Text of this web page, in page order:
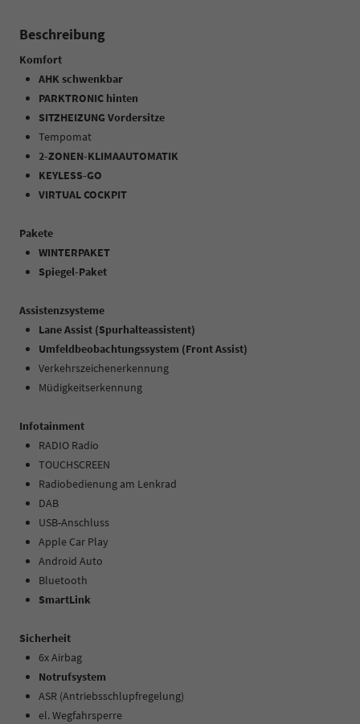
Beschreibung
Komfort
AHK schwenkbar
PARKTRONIC hinten
SITZHEIZUNG Vordersitze
Tempomat
2-ZONEN-KLIMAAUTOMATIK
KEYLESS-GO
VIRTUAL COCKPIT
Pakete
WINTERPAKET
Spiegel-Paket
Assistenzsysteme
Lane Assist (Spurhalteassistent)
Umfeldbeobachtungssystem (Front Assist)
Verkehrszeichenerkennung
Müdigkeitserkennung
Infotainment
RADIO Radio
TOUCHSCREEN
Radiobedienung am Lenkrad
DAB
USB-Anschluss
Apple Car Play
Android Auto
Bluetooth
SmartLink
Sicherheit
6x Airbag
Notrufsystem
ASR (Antriebsschlupfregelung)
el. Wegfahrsperre